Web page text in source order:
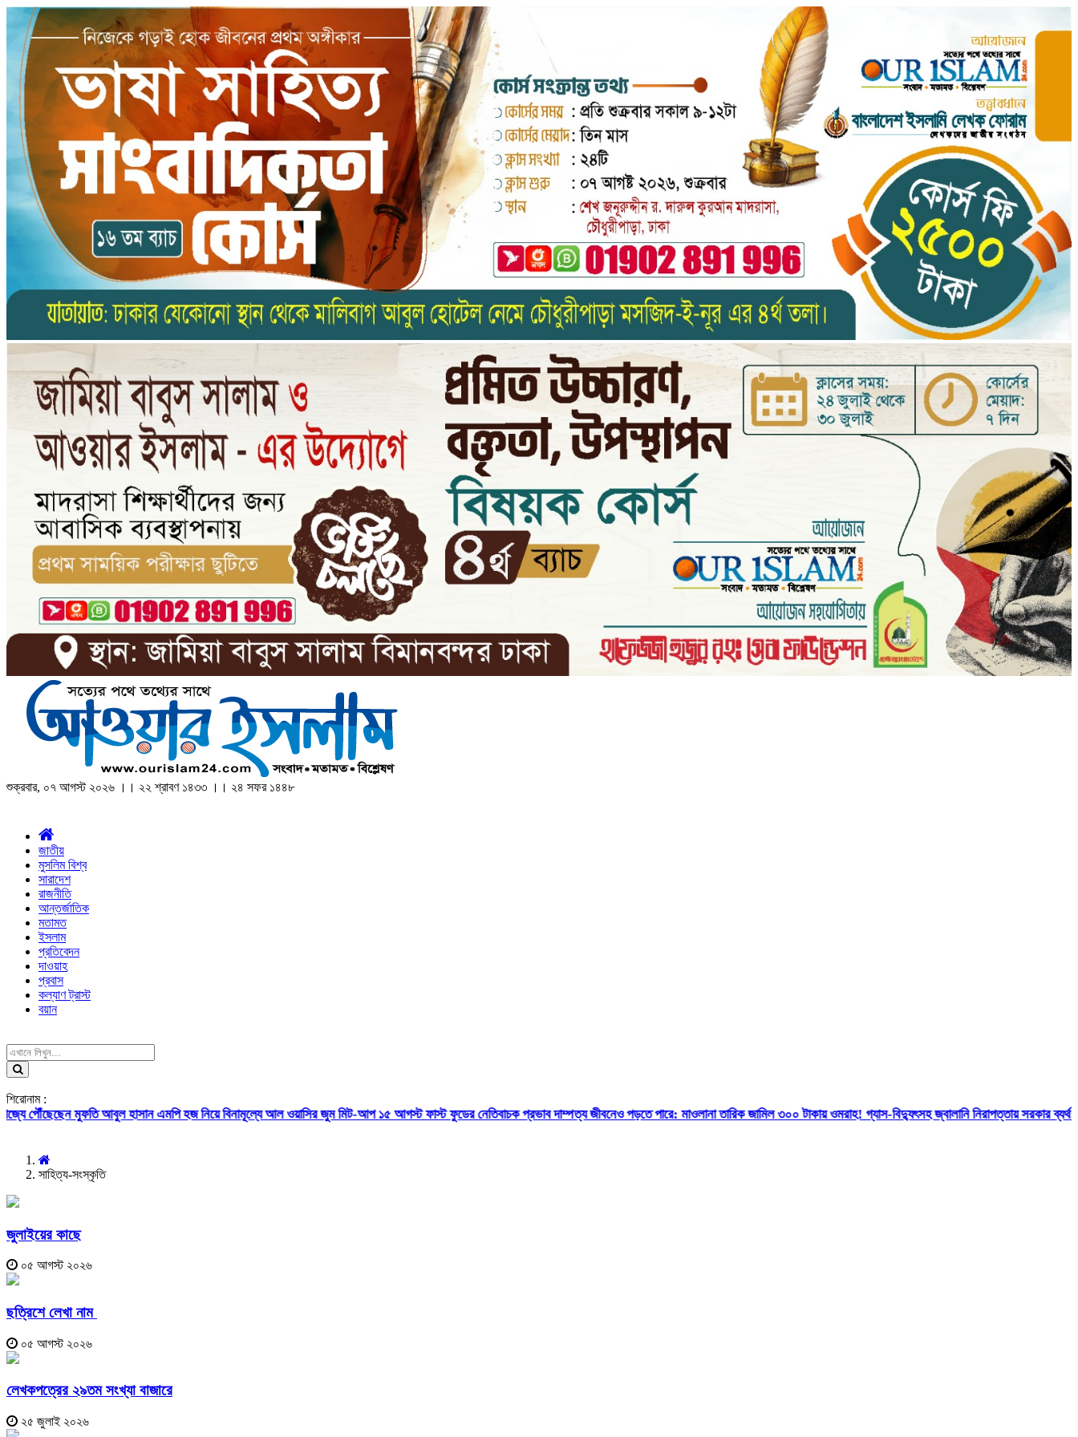
শুক্রবার, ০৭ আগস্ট ২০২৬ ।। ২২ শ্রাবণ ১৪৩৩ ।। ২৪ সফর ১৪৪৮
জাতীয়
মুসলিম বিশ্ব
সারাদেশ
রাজনীতি
আন্তর্জাতিক
মতামত
ইসলাম
প্রতিবেদন
দাওয়াহ
প্রবাস
কল্যাণ ট্রাস্ট
বয়ান
শিরোনাম :
আবুল হাসান এমপিহজ নিয়ে বিনামূল্যে আল ওয়াসির জুম মিট-আপ ১৫ আগস্টফাস্ট ফুডের নেতিবাচক প্রভাব দাম্পত্য জীবনেও পড়তে পারে: মাওলানা তারিক জামিল৩০০ টাকায় ওমরাহ!গ্যাস-বিদ্যুৎসহ জ্বালানি নিরাপত্তায় সরকার ব্যর্থ: খেলাফত মজলিস
সাহিত্য-সংস্কৃতি
জুলাইয়ের কাছে
০৫ আগস্ট ২০২৬
ছত্রিশে লেখা নাম
০৫ আগস্ট ২০২৬
লেখকপত্রের ২৯তম সংখ্যা বাজারে
২৫ জুলাই ২০২৬